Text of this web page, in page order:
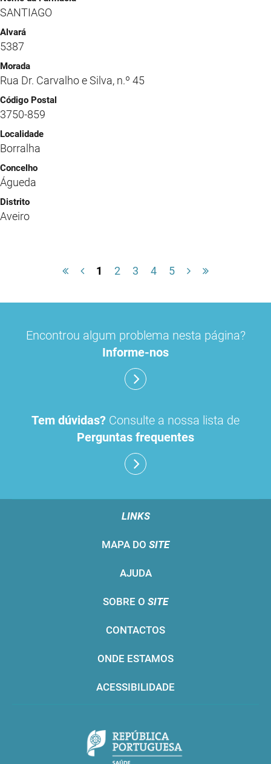
SANTIAGO
5387
Rua Dr. Carvalho e Silva, n.º 45
3750-859
Borralha
Águeda
Aveiro
1 2 3 4 5
Encontrou algum problema nesta página?
Informe-nos
Tem dúvidas? Consulte a nossa lista de
Perguntas frequentes
LINKS
MAPA DO SITE
AJUDA
SOBRE O SITE
CONTACTOS
ONDE ESTAMOS
ACESSIBILIDADE